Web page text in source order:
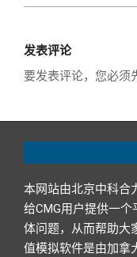
发表评论
要发表评论，您必须
本网站由北京中科合
给CMG用户提供一
体问题，从而帮助大
值模拟软件是由加拿